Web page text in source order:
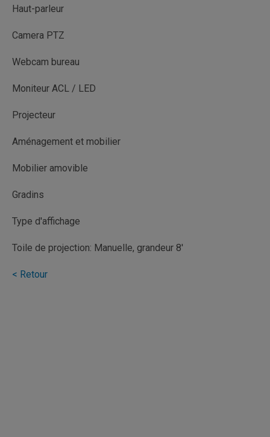
Haut-parleur
Camera PTZ
Webcam bureau
Moniteur ACL / LED
Projecteur
Aménagement et mobilier
Mobilier amovible
Gradins
Type d'affichage
Toile de projection: Manuelle, grandeur 8'
< Retour